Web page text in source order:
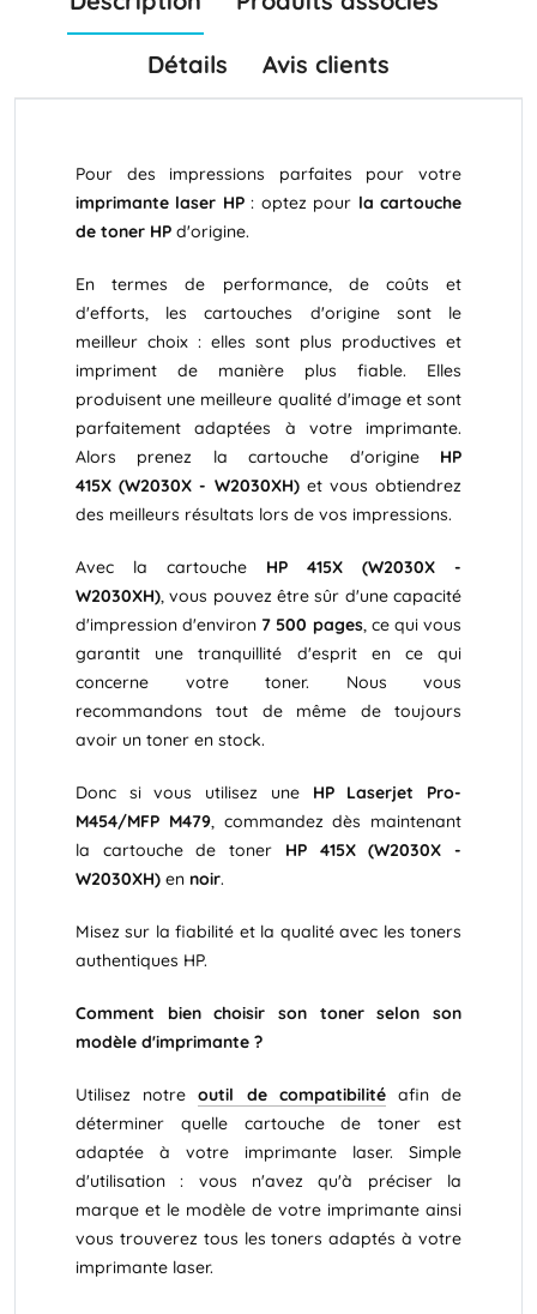
Détails Avis clients
Pour des impressions parfaites pour votre
imprimante laser HP: optez pour la cartouche
de toner HP d'origine.
En termes de performance, de coûts et
d'efforts, les cartouches d'origine sont le
meilleur choix : elles sont plus productives et
impriment de manière plus fiable. Elles
produisent une meilleure qualité d'image et sont
parfaitement adaptées à votre imprimante.
Alors prenez la cartouche d'origine HP
415X (W2030X - W2030XH)et vous obtiendrez
des meilleurs résultats lors de vos impressions.
Avec la cartouche HP 415X (W2030X -
W2030XH), vous pouvez être sûr d'une capacité
d'impression d'environ 7 500 pages, ce qui vous
garantit une tranquillité d'esprit en ce qui
concerne votre toner. Nous vous
recommandons tout de même de toujours
avoir un toner en stock.
Donc si vous utilisez uneHP Laserjet Pro-
M454/MFP M479, commandez dès maintenant
la cartouche de toner HP 415X (W2030X -
W2030XH) en noir.
Misez sur la fiabilité et la qualité avec les toners
authentiques HP.
Comment bien choisir son toner selon son
modèle d'imprimante ?
Utilisez notreoutil de compatibilitéafin de
déterminer quelle cartouche de toner est
adaptée à votre imprimante laser. Simple
d'utilisation : vous n'avez qu'à préciser la
marque et le modèle de votre imprimante ainsi
vous trouverez tous les toners adaptés à votre
imprimante laser.